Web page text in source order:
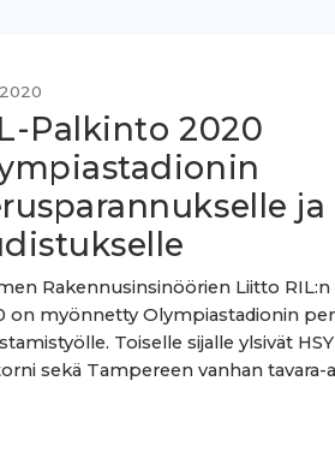
Palkinto 2020
ja
Rakennusinsinöörien Liitto
on myönnetty Olympiastadionin
Toiselle sijalle ylsivät
sekä Tampereen vanhan tavara-